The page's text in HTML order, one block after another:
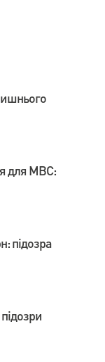
для МВС:
підозра